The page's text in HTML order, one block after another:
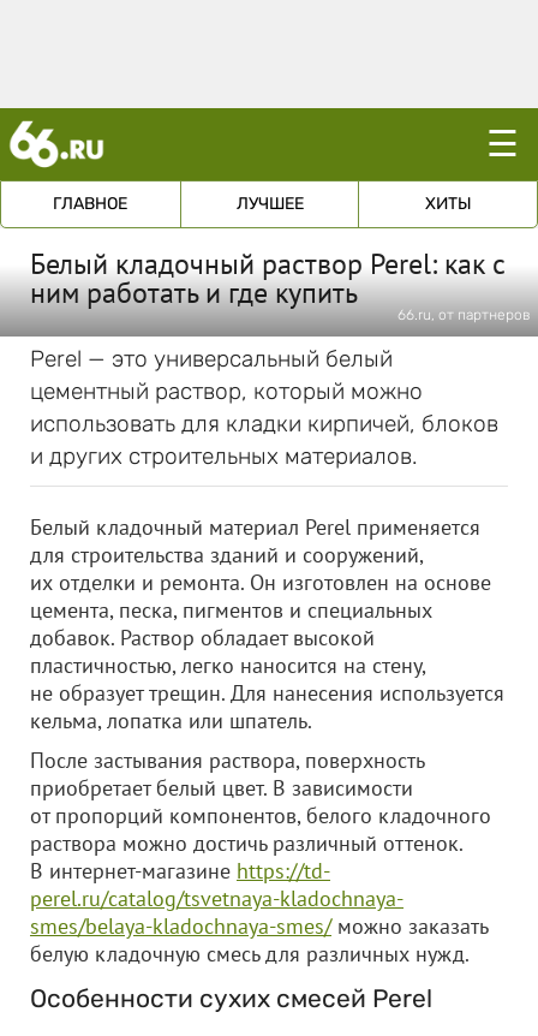
☰
ГЛАВНОЕ ЛУЧШЕЕ ХИТЫ
Белый кладочный раствор Perel: как с
ним работать и где купить
66.ru, от партнеров
Perel — это универсальный белый
цементный раствор, который можно
использовать для кладки кирпичей, блоков
и других строительных материалов.
Белый кладочный материал Perel применяется
для строительства зданий и сооружений,
их отделки и ремонта. Он изготовлен на основе
цемента, песка, пигментов и специальных
добавок. Раствор обладает высокой
пластичностью, легко наносится на стену,
не образует трещин. Для нанесения используется
кельма, лопатка или шпатель.
После застывания раствора, поверхность
приобретает белый цвет. В зависимости
от пропорций компонентов, белого кладочного
раствора можно достичь различный оттенок.
В интернет-магазине https://td-
perel.ru/catalog/tsvetnaya-kladochnaya-
smes/belaya-kladochnaya-smes/можно заказать
белую кладочную смесь для различных нужд.
Особенности сухих смесей Perel